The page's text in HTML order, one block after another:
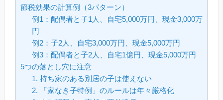
節税効果の計算例（3パターン）
例1：配偶者と子1人、自宅5,000万円、現金3,000万
円
例2：子2人、自宅3,000万円、現金5,000万円
例3：配偶者と子2人、自宅1億円、現金5,000万円
5つの落とし穴に注意
1. 持ち家のある別居の子は使えない
2. 「家なき子特例」のルールは年々厳格化